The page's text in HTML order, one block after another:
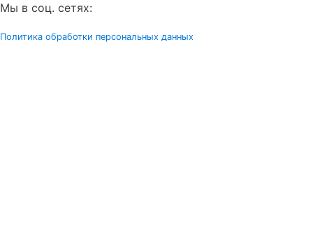
Мы в соц. сетях:
Политика обработки персональных данных